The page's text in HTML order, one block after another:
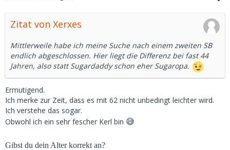
Zitat von Xerxes
Mittlerweile habe ich meine Suche nach einem zweiten SB
endlich abgeschlossen. Hier liegt die Differenz bei fast 44
Jahren, also statt Sugardaddy schon eher Sugaropa.
Ermutigend.
Ich merke zur Zeit, dass es mit 62 nicht unbedingt leichter wird.
Ich verstehe das sogar.
Obwohl ich ein sehr fescher Kerl bin 😅
Gibst du dein Alter korrekt an?